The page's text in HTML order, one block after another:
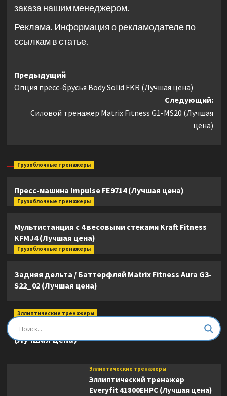
заказа нашим менеджером.
Реклама. Информация о рекламодателе по
ссылкам в статье.
Навигация
записи
Предыдущий
Опция пресс-брусья Body Solid FKR (Лучшая цена)
Следующий:
Силовой тренажер Matrix Fitness G1-MS20 (Лучшая
цена)
Грузоблочные тренажеры
Пресс-машина Impulse FE9714 (Лучшая цена)
Грузоблочные тренажеры
Мультистанция с 4 весовыми стеками Kraft Fitness
KFMJ4 (Лучшая цена)
Грузоблочные тренажеры
Задняя дельта / Баттерфляй Matrix Fitness Aura G3-
S22_02 (Лучшая цена)
Эллиптические тренажеры
Эллиптический тренажер DFC E8745T
(Лучшая цена)
Эллиптические тренажеры
Эллиптический тренажер
Everyfit 41800EHPC (Лучшая цена)